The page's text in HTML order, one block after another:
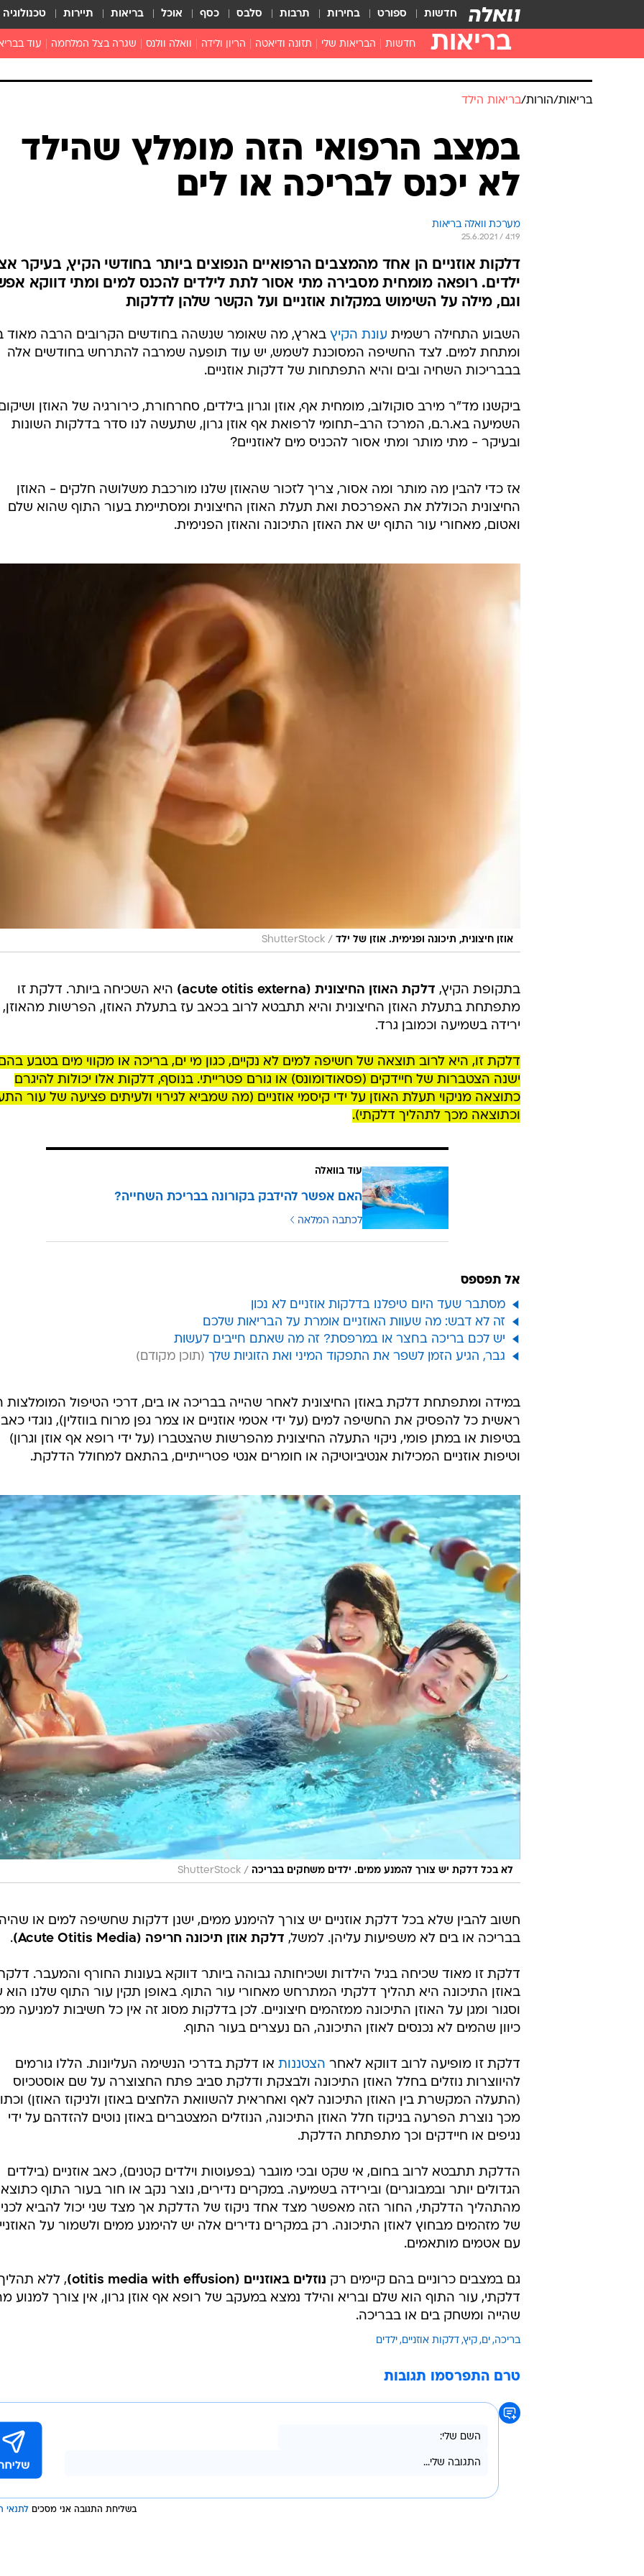
חדשות ספורט בחירות תרבות סלבס כסף אוכל בריאות תיירות טכנולוגיה
בריאות חדשות הבריאות שלי
ויטמינים
תרופות
בריאות האישה
תזונה ודיאטה הריון ולידה וואלה וולנס שגרה בצל המלחמה עוד
אופטיקה
טוב לדעת
יופי וטיפוח
כל
בריאות/הורות/בריאות הילד
במצב הרפואי הזה מומלץ שהילד
לא יכנס לבריכה או לים
מערכת וואלה בריאות
25.6.2021 / 4:19
דלקות אוזניים הן אחד מהמצבים הרפואיים הנפוצים ביותר בחודשי הקיץ, בעיקר
ילדים. רופאה מומחית מסבירה מתי אסור לתת לילדים להכנס למים ומתי דווקא
וגם, מילה על השימוש במקלות אוזניים ועל הקשר שלהן לדלקות
השבוע התחילה רשמית עונת הקיץ בארץ, מה שאומר שנשהה בחודשים הקרובים הרבה מאוד
ומתחת למים. לצד החשיפה המסוכנת לשמש, יש עוד תופעה שמרבה להתרחש בחודשים אלה
בבבריכות השחיה ובים והיא התפתחות של דלקות אוזניים.
ביקשנו מד"ר מירב סוקולוב, מומחית אף, אוזן וגרון בילדים, סחרחורת, כירורגיה של האוזן
השמיעה בא.ר.ם, המרכז הרב-תחומי לרפואת אף אוזן גרון, שתעשה לנו סדר בדלקות השונות
ובעיקר - מתי מותר ומתי אסור להכניס מים לאוזניים?
אז כדי להבין מה מותר ומה אסור, צריך לזכור שהאוזן שלנו מורכבת משלושה חלקים - האוזן
החיצונית הכוללת את האפרכסת ואת תעלת האוזן החיצונית ומסתיימת בעור התוף שהוא שלם
ואטום, מאחורי עור התוף יש את האוזן התיכונה והאוזן הפנימית.
אוזן חיצונית, תיכונה ופנימית. אוזן של ילד /
ShutterStock
בתקופת הקיץ, דלקת האוזן החיצונית (acute otitis externa)
היא השכיחה ביותר. דלקת זו
מתפתחת בתעלת האוזן החיצונית והיא תתבטא לרוב בכאב עז בתעלת האוזן, הפרשות מהאוזן,
ירידה בשמיעה וכמובן גרד.
דלקת זו, היא לרוב תוצאה של חשיפה למים לא נקיים, כגון מי ים, בריכה או מקווי מים בטבע
ישנה הצטברות של חיידקים (פסאודומונס) או גורם פטרייתי. בנוסף, דלקות אלו יכולות להיגרם
כתוצאה מניקוי תעלת האוזן על ידי קיסמי אוזניים (מה שמביא לגירוי ולעיתים פציעה של עור
וכתוצאה מכך לתהליך דלקתי).
עוד בוואלה
האם אפשר להידבק בקורונה בבריכת השחייה?
לכתבה המלאה
אל תפספס
מסתבר שעד היום טיפלנו בדלקות אוזניים לא נכון
זה לא דבש: מה שעוות האוזניים אומרת על הבריאות שלכם
יש לכם בריכה בחצר או במרפסת? זה מה שאתם חייבים לעשות
גבר, הגיע הזמן לשפר את התפקוד המיני ואת הזוגיות שלך
במידה ומתפתחת דלקת באוזן החיצונית לאחר שהייה בבריכה או בים, דרכי הטיפול המומלצות
ראשית כל להפסיק את החשיפה למים (על ידי אטמי אוזניים או צמר גפן מרוח בווזלין), נוגדי כאב
בטיפות או במתן פומי, ניקוי התעלה החיצונית מהפרשות שהצטברו (על ידי רופא אף אוזן וגרון)
וטיפות אוזניים המכילות אנטיביוטיקה או חומרים אנטי פטרייתיים, בהתאם למחולל הדלקת.
לא בכל דלקת יש צורך להמנע ממים. ילדים משחקים בבריכה /
ShutterStock
חשוב להבין שלא בכל דלקת אוזניים יש צורך להימנע ממים, ישנן דלקות שחשיפה למים או
בבריכה או בים לא משפיעות עליהן. למשל, דלקת אוזן תיכונה חריפה (Acute Otitis Media) .
דלקת זו מאוד שכיחה בגיל הילדות ושכיחותה גבוהה ביותר דווקא בעונות החורף והמעבר.
באוזן התיכונה היא תהליך דלקתי המתרחש מאחורי עור התוף. באופן תקין עור התוף שלנו
וסגור ומגן על האוזן התיכונה ממזהמים חיצוניים. לכן בדלקות מסוג זה אין כל חשיבות למניעה
כיוון שהמים לא נכנסים לאוזן התיכונה, הם נעצרים בעור התוף.
דלקת זו מופיעה לרוב דווקא לאחר הצטננות או דלקת בדרכי הנשימה העליונות. הללו גורמים
להיווצרות נוזלים בחלל האוזן התיכונה ולבצקת ודלקת סביב פתח החצוצרה על שם אוסטכיוס
(התעלה המקשרת בין האוזן התיכונה לאף ואחראית להשוואת הלחצים באוזן ולניקוז האוזן)
מכך נוצרת הפרעה בניקוז חלל האוזן התיכונה, הנוזלים המצטברים באוזן נוטים להזדהם על ידי
נגיפים או חיידקים וכך מתפתחת הדלקת.
הדלקת תתבטא לרוב בחום, אי שקט ובכי מוגבר (בפעוטות וילדים קטנים), כאב אוזניים (בילדים
הגדולים יותר ובמבוגרים) ובירידה בשמיעה. במקרים נדירים, נוצר נקב או חור בעור התוף
מהתהליך הדלקתי, החור הזה מאפשר מצד אחד ניקוז של הדלקת אך מצד שני יכול להביא
של מזהמים מבחוץ לאוזן התיכונה. רק במקרים נדירים אלה יש להימנע ממים ולשמור על
עם אטמים מותאמים.
גם במצבים כרוניים בהם קיימים רק נוזלים באוזניים (otitis media with effusion)
, ללא
דלקתי, עור התוף הוא שלם ובריא והילד נמצא במעקב של רופא אף אוזן גרון, אין צורך למנוע
שהייה ומשחק בים או בבריכה.
בריכה ים קיץ דלקות אוזניים ילדים
טרם התפרסמו תגובות
בשליחת התגובה אני מסכים לתנאי